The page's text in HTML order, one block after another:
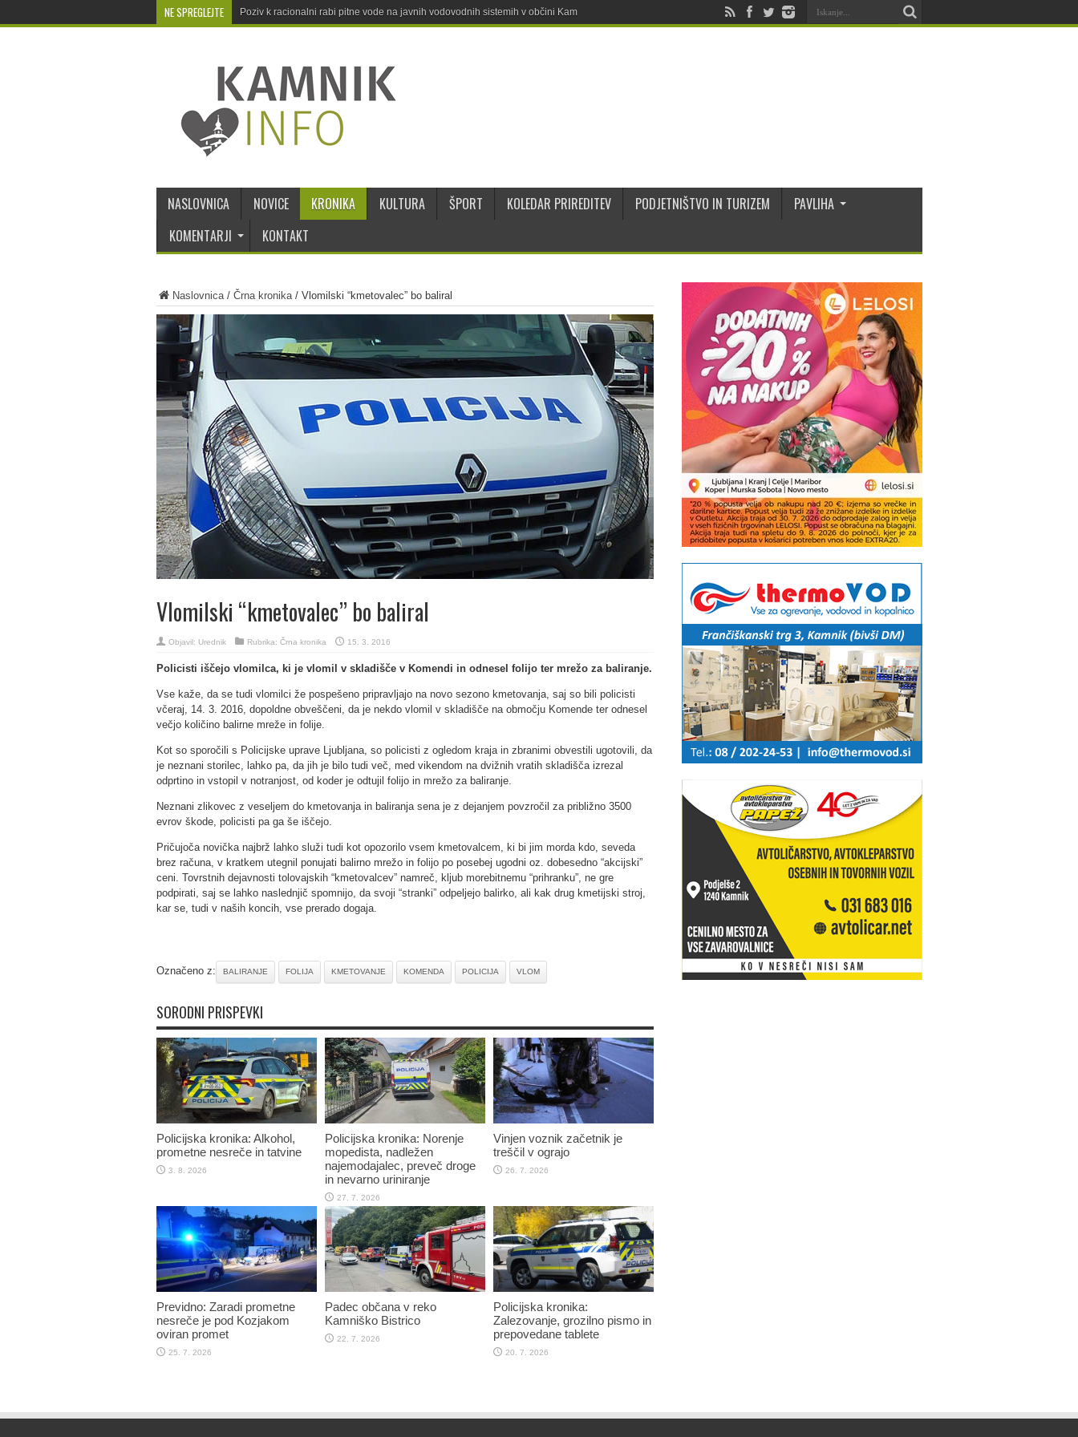
NE SPREGLEJTE Poziv k racionalni rabi pitne vode na javnih vodovodnih sistemih v občini Kamnik
NASLOVNICA NOVICE KRONIKA KULTURA ŠPORT KOLEDAR PRIREDITEV PODJETNIŠTVO IN TURIZEM
PAVLIHA
KOMENTARJI
KONTAKT
Naslovnica/ Črna kronika/ Vlomilski “kmetovalec” bo baliral
Vlomilski “kmetovalec” bo baliral
Objavil: Urednik Rubrika: Črna kronika 15. 3. 2016
Policisti iščejo vlomilca, ki je vlomil v skladišče v Komendi in odnesel folijo ter mrežo za baliranje.
Vse kaže, da se tudi vlomilci že pospešeno pripravljajo na novo sezono kmetovanja, saj so bili policisti
včeraj, 14. 3. 2016, dopoldne obveščeni, da je nekdo vlomil v skladišče na območju Komende ter odnesel
večjo količino balirne mreže in folije.
Kot so sporočili s Policijske uprave Ljubljana, so policisti z ogledom kraja in zbranimi obvestili ugotovili, da
je neznani storilec, lahko pa, da jih je bilo tudi več, med vikendom na dvižnih vratih skladišča izrezal
odprtino in vstopil v notranjost, od koder je odtujil folijo in mrežo za baliranje.
Neznani zlikovec z veseljem do kmetovanja in baliranja sena je z dejanjem povzročil za približno 3500
evrov škode, policisti pa ga še iščejo.
Pričujoča novička najbrž lahko služi tudi kot opozorilo vsem kmetovalcem, ki bi jim morda kdo, seveda
brez računa, v kratkem utegnil ponujati balirno mrežo in folijo po posebej ugodni oz. dobesedno “akcijski”
ceni. Tovrstnih dejavnosti tolovajskih “kmetovalcev” namreč, kljub morebitnemu “prihranku”, ne gre
podpirati, saj se lahko naslednjič spomnijo, da svoji “stranki” odpeljejo balirko, ali kak drug kmetijski stroj,
kar se, tudi v naših koncih, vse prerado dogaja.
Označeno z: BALIRANJE FOLIJA KMETOVANJE KOMENDA POLICIJA VLOM
SORODNI PRISPEVKI
Policijska kronika: Alkohol,
prometne nesreče in tatvine
3. 8. 2026
Policijska kronika: Norenje
mopedista, nadležen
najemodajalec, preveč droge
in nevarno uriniranje
27. 7. 2026
Vinjen voznik začetnik je
treščil v ograjo
26. 7. 2026
Previdno: Zaradi prometne
nesreče je pod Kozjakom
oviran promet
25. 7. 2026
Padec občana v reko
Kamniško Bistrico
22. 7. 2026
Policijska kronika:
Zalezovanje, grozilno pismo in
prepovedane tablete
20. 7. 2026